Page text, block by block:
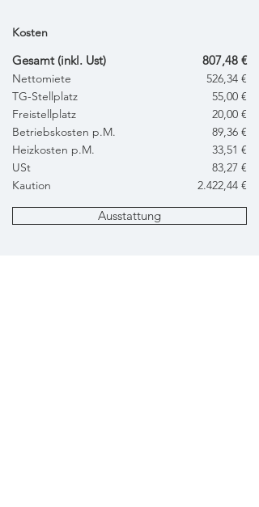
Kosten
Gesamt (inkl. Ust)
Nettomiete
TG-Stellplatz
Freistellplatz
Betriebskosten p.M.
Heizkosten p.M.
USt
Kaution
807,48 €
526,34 €
55,00 €
20,00 €
89,36 €
33,51 €
83,27 €
2.422,44 €
Ausstattung